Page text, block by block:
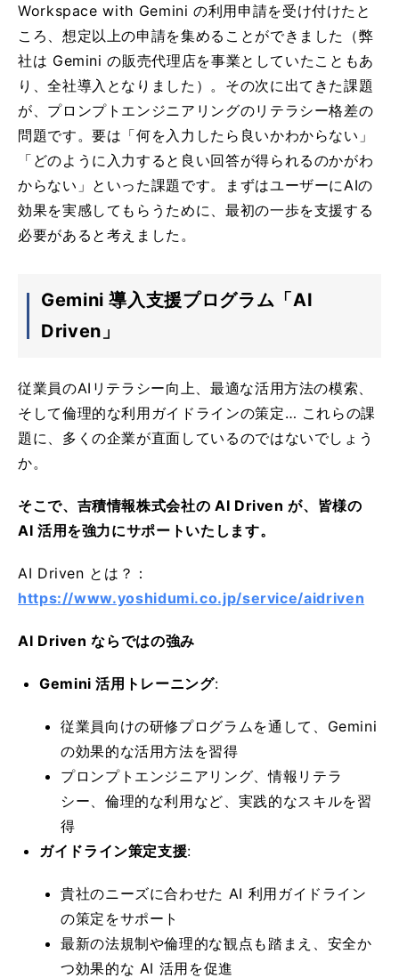
Workspace with Gemini の利用申請を受け付けたと
ころ、想定以上の申請を集めることができました（弊
社は Gemini の販売代理店を事業としていたこともあ
り、全社導入となりました）。その次に出てきた課題
が、プロンプトエンジニアリングのリテラシー格差の
問題です。要は「何を入力したら良いかわからない」
「どのように入力すると良い回答が得られるのかがわ
からない」といった課題です。まずはユーザーにAIの
効果を実感してもらうために、最初の一歩を支援する
必要があると考えました。
Gemini 導入支援プログラム「AI
Driven」
従業員のAIリテラシー向上、最適な活用方法の模索、
そして倫理的な利用ガイドラインの策定… これらの課
題に、多くの企業が直面しているのではないでしょう
か。
そこで、吉積情報株式会社の AI Driven が、皆様の
AI 活用を強力にサポートいたします。
AI Driven とは？：
https://www.yoshidumi.co.jp/service/aidriven
AI Driven ならではの強み
Gemini 活用トレーニング:
従業員向けの研修プログラムを通して、Gemini
の効果的な活用方法を習得
プロンプトエンジニアリング、情報リテラ
シー、倫理的な利用など、実践的なスキルを習
得
ガイドライン策定支援:
貴社のニーズに合わせた AI 利用ガイドライン
の策定をサポート
最新の法規制や倫理的な観点も踏まえ、安全か
つ効果的な AI 活用を促進